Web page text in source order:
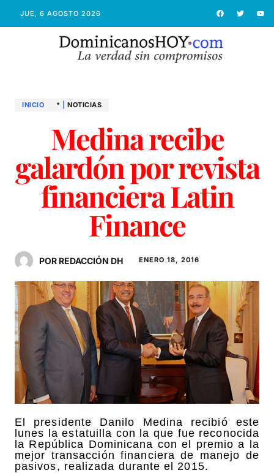
JUE, 6 AGOSTO 2026
INICIO * NOTICIAS
Medina recibe
galardón por revista
financiera Latin
Finance
POR REDACCIÓN DH ENERO 18, 2016
El presidente Danilo Medina recibió este
lunes la estatuilla con la que fue reconocida
la República Dominicana con el premio a la
mejor transacción financiera de manejo de
pasivos, realizada durante el 2015.